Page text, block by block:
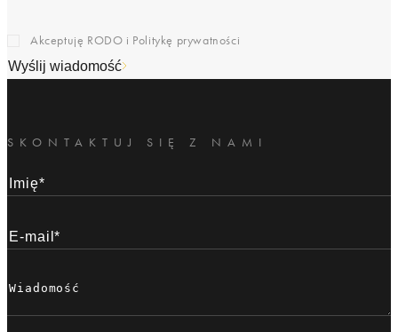
Akceptuję RODO i Politykę prywatności
Wyślij wiadomość
SKONTAKTUJ SIĘ Z NAMI